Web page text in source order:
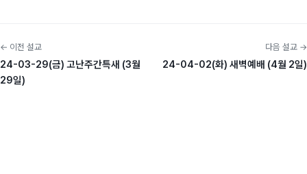
← 이전 설교
24-03-29(금) 고난주간특새 (3월
29일)
다음 설교 →
24-04-02(화) 새벽예배 (4월 2일)